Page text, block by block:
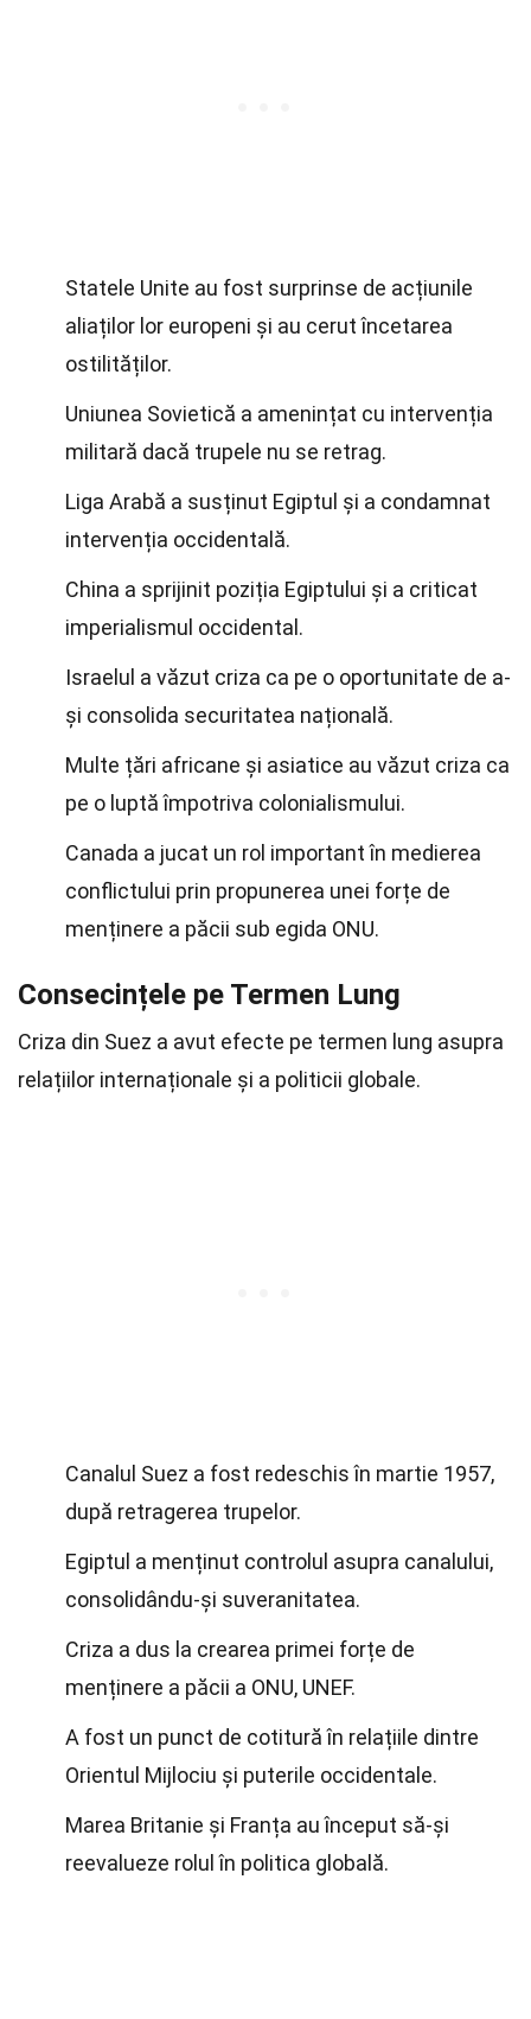
Statele Unite au fost surprinse de acțiunile
aliaților lor europeni și au cerut încetarea
ostilităților.
Uniunea Sovietică a amenințat cu intervenția
militară dacă trupele nu se retrag.
Liga Arabă a susținut Egiptul și a condamnat
intervenția occidentală.
China a sprijinit poziția Egiptului și a criticat
imperialismul occidental.
Israelul a văzut criza ca pe o oportunitate de a-
și consolida securitatea națională.
Multe țări africane și asiatice au văzut criza ca
pe o luptă împotriva colonialismului.
Canada a jucat un rol important în medierea
conflictului prin propunerea unei forțe de
menținere a păcii sub egida ONU.
Consecințele pe Termen Lung
Criza din Suez a avut efecte pe termen lung asupra
relațiilor internaționale și a politicii globale.
Canalul Suez a fost redeschis în martie 1957,
după retragerea trupelor.
Egiptul a menținut controlul asupra canalului,
consolidându-și suveranitatea.
Criza a dus la crearea primei forțe de
menținere a păcii a ONU, UNEF.
A fost un punct de cotitură în relațiile dintre
Orientul Mijlociu și puterile occidentale.
Marea Britanie și Franța au început să-și
reevalueze rolul în politica globală.